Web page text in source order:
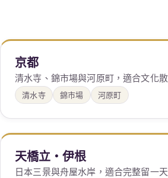
京都
清水寺、錦市場與河原町，適合文化
清水寺 錦市場 河原町
天橋立・伊根
日本三景與舟屋水岸，適合完整留一天